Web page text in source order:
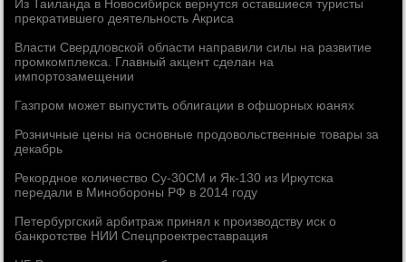
Из Таиланда в Новосибирск вернутся оставшиеся туристы
прекратившего деятельность Акриса
Власти Свердловской области направили силы на развитие
промкомплекса. Главный акцент сделан на
импортозамещении
Газпром может выпустить облигации в офшорных юанях
Розничные цены на основные продовольственные товары за
декабрь
Рекордное количество Су-30СМ и Як-130 из Иркутска
передали в Минобороны РФ в 2014 году
Петербургский арбитраж принял к производству иск о
банкротстве НИИ Спецпроектреставрация